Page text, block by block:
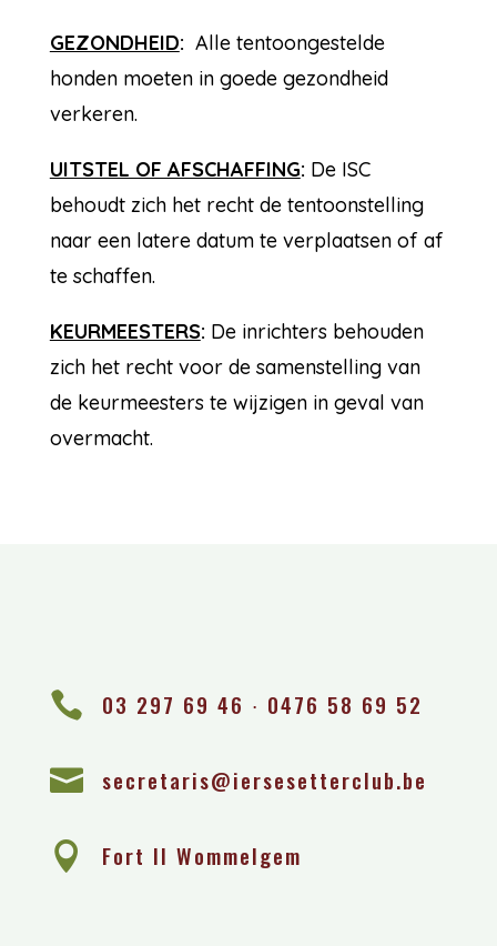
GEZONDHEID: Alle tentoongestelde
honden moeten in goede gezondheid
verkeren.
UITSTEL OF AFSCHAFFING: De ISC
behoudt zich het recht de tentoonstelling
naar een latere datum te verplaatsen of af
te schaffen.
KEURMEESTERS: De inrichters behouden
zich het recht voor de samenstelling van
de keurmeesters te wijzigen in geval van
overmacht.
 03 297 69 46 ∙ 0476 58 69 52
 secretaris@iersesetterclub.be
 Fort II Wommelgem